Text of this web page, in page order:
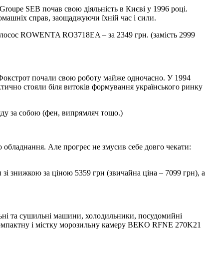
SEB почав свою діяльність в Києві у 1996 році.
справ, заощаджуючи їхній час і сили.
ROWENTA RO3718EA – за 2349 грн. (замість 2999
Фокстрот почали свою роботу майже одночасно. У 1994
стояли біля витоків формування українського ринку
за собою (фен, випрямляч тощо.)
обладнання. Але прогрес не змусив себе довго чекати:
знижкою за ціною 5359 грн (звичайна ціна – 7099 грн), а
та сушильні машини, холодильники, посудомийні
і містку морозильну камеру BEKO RFNE 270K21